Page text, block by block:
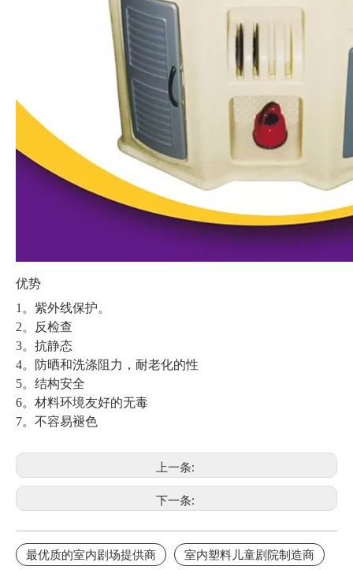
优势
1。紫外线保护。
2。反检查
3。抗静态
4。防晒和洗涤阻力，耐老化的性
5。结构安全
6。材料环境友好的无毒
7。不容易褪色
上一条:
下一条:
最优质的室内剧场提供商 室内塑料儿童剧院制造商